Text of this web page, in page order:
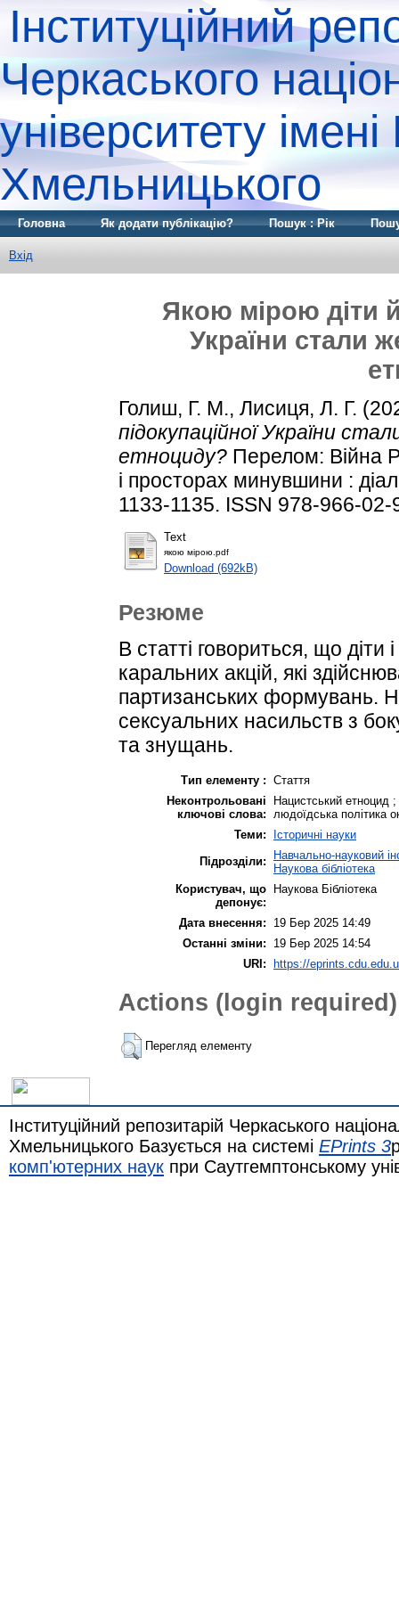
Інституційний
Черкаського
університету
Хмельницького
Головна Як додати публікацію? Пошук : Рік
Вхід
Якою мірою діти й
України стали
Голиш, Г. М., Лисиця, Л. Г.
підокупаційної України
етноциду? Перелом: Війна
і просторах минувшини :
1133-1135. ISSN 978-966-02-
Text
якою мірою.pdf
Download (692kB)
Резюме
В статті говориться, що діти
каральних акцій, які
партизанських формувань.
сексуальних насильств з
та знущань.
Тип елементу : Стаття
Неконтрольовані
ключові слова:
Нацистський етноцид
людоїдська політика
Теми:
Історичні науки
Підрозділи:
Навчально-науковий
Наукова бібліотека
Користувач, що
депонує:
Наукова Бібліотека
Дата внесення:
19 Бер 2025 14:49
Останні зміни:
19 Бер 2025 14:54
URI: https://
Actions (login required)
Перегляд елементу
Інституційний репозитарій Черкаського
Хмельницького Базується на системі EPrints 3
комп'ютерних наук при Саутгемптонському